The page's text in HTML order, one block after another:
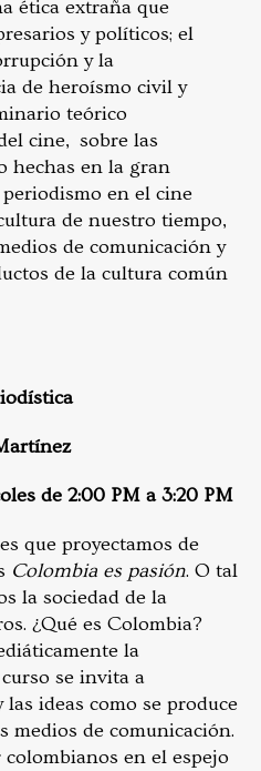
ética extraña que
y políticos; el
y la
de heroísmo civil y
teórico
cine, sobre las
hechas en la gran
en el cine
de nuestro tiempo,
de comunicación y
de la cultura común
de 2:00 PM a 3:20 PM
que proyectamos de
Colombia es pasión. O tal
la sociedad de la
¿Qué es Colombia?
la
se invita a
ideas como se produce
medios de comunicación.
en el espejo